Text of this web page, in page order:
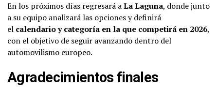
En los próximos días regresará aLa Laguna, donde junto
a su equipo analizará las opciones y definirá
el calendario y categoría en la que competirá en 2026,
con el objetivo de seguir avanzando dentro del
automovilismo europeo.
Agradecimientos finales